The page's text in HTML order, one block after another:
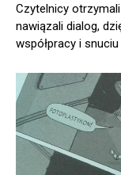
Czytelnicy
nawiązali dialog,
współpracy i